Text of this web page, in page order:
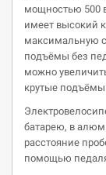
мощностью 500
имеет высокий
максимальную
подъёмы без
можно
крутые
батарею, в
расстояние
помощью